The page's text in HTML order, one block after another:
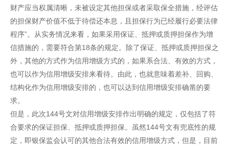
财产应当权属清晰，未被设定其他担保或者采取保全措施，经评估
的担保财产价值不低于待偿还本息，且担保行为已经履行必要法律
程序”。从实务情况来看，如果采用保证、抵押或质押担保作为增
信措施的，需要符合第18条的规定。除了保证、抵押或质押担保之
外，其他的方式作为信用增级方式的，如果系合法、有效的方式，
也可以作为信用增级安排来看待。由此，也就意味着差补、回购、
结构化作为信用增级安排的，也可以达到信用增级安排确凿的要
求。
但是，此次144号文对信用增级安排作出明确的规定，仅包括了符
合要求的保证担保、抵押或质押担保。虽然144号文有兜底性的规
定，即银保监会认可的其他合法有效的信用增级方式，但是，目前